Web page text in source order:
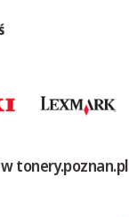
tonery.poznan.pl